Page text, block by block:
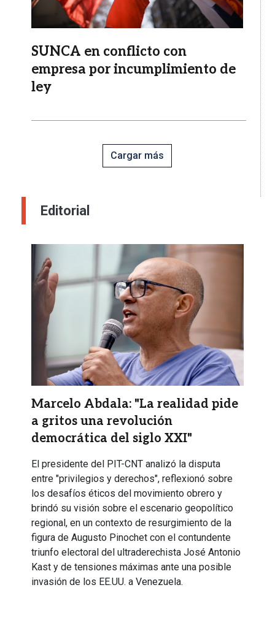
SUNCA en conflicto con
empresa por incumplimiento de
ley
Cargar más
Editorial
Marcelo Abdala: "La realidad pide
a gritos una revolución
democrática del siglo XXI"
El presidente del PIT-CNT analizó la disputa
entre "privilegios y derechos", reflexionó sobre
los desafíos éticos del movimiento obrero y
brindó su visión sobre el escenario geopolítico
regional, en un contexto de resurgimiento de la
figura de Augusto Pinochet con el contundente
triunfo electoral del ultraderechista José Antonio
Kast y de tensiones máximas ante una posible
invasión de los EE.UU. a Venezuela.